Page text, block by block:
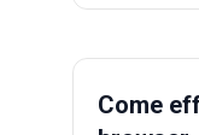
Come